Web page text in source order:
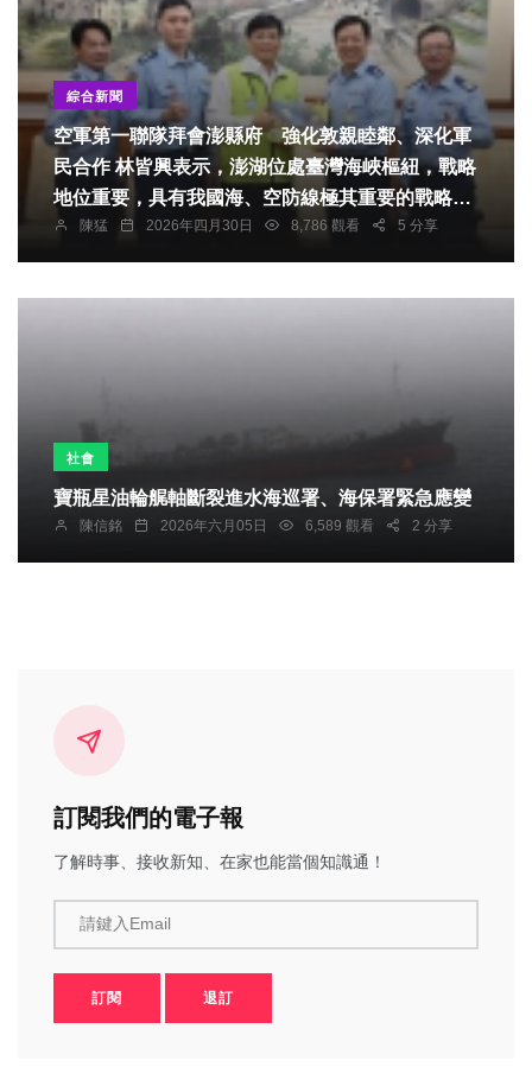
綜合新聞
空軍第一聯隊拜會澎縣府 強化敦親睦鄰、深化軍
民合作 林皆興表示，澎湖位處臺灣海峽樞紐，戰略
地位重要，具有我國海、空防線極其重要的戰略位
置，空軍官兵平日堅守崗位，戮力戰備演訓、救災
等任務，並秉持「軍民一家」精神，積極參與地方
陳猛 2026年四月30日 8,786 觀看 5 分享
社會
寶瓶星油輪艉軸斷裂進水海巡署、海保署緊急應變
陳信銘 2026年六月05日 6,589 觀看 2 分享
訂閱我們的電子報
了解時事、接收新知、在家也能當個知識通！
請鍵入Email
訂閱 退訂